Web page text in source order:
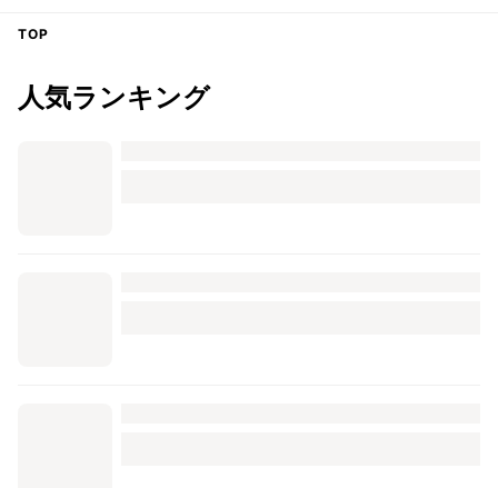
TOP
人気ランキング